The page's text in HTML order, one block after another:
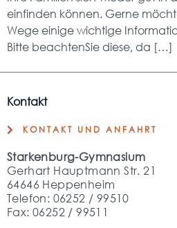
einfinden können. Gerne
Wege einige wichtige
Bitte beachtenSie diese, da […]
Kontakt
KONTAKT UND ANFAHRT
Starkenburg-Gymnasium
Gerhart Hauptmann Str. 21
64646 Heppenheim
Telefon: 06252 / 99510
Fax: 06252 / 99511